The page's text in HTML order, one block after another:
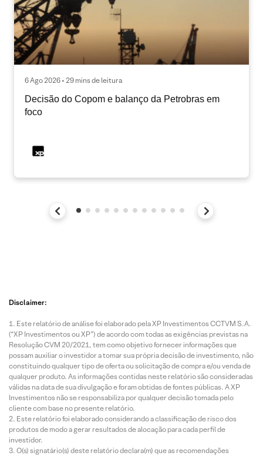
6 Ago 2026 • 29 mins de leitura
Decisão do Copom e balanço da Petrobras em
foco
Disclaimer:
Este relatório de análise foi elaborado pela XP Investimentos CCTVM S.A.
(“XP Investimentos ou XP”) de acordo com todas as exigências previstas na
Resolução CVM 20/2021, tem como objetivo fornecer informações que
possam auxiliar o investidor a tomar sua própria decisão de investimento, não
constituindo qualquer tipo de oferta ou solicitação de compra e/ou venda de
qualquer produto. As informações contidas neste relatório são consideradas
válidas na data de sua divulgação e foram obtidas de fontes públicas. A XP
Investimentos não se responsabiliza por qualquer decisão tomada pelo
cliente com base no presente relatório.
Este relatório foi elaborado considerando a classificação de risco dos
produtos de modo a gerar resultados de alocação para cada perfil de
investidor.
O(s) signatário(s) deste relatório declara(m) que as recomendações